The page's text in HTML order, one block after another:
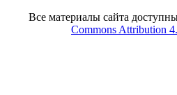
Все материалы сайта
Commons Attribution